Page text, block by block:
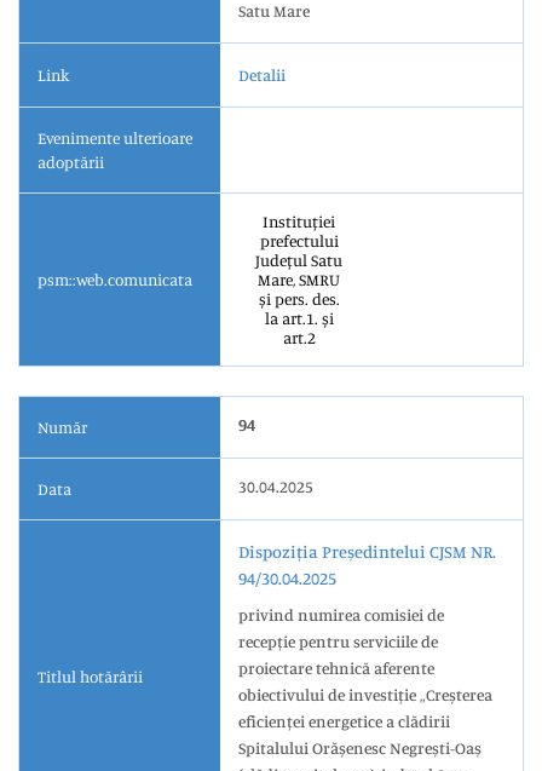
Satu Mare
Link Detalii
Evenimente ulterioare
adoptării
psm::web.comunicata
Instituției
prefectului
Județul Satu
Mare, SMRU
și pers. des.
la art.1. și
art.2
Număr 94
Data 30.04.2025
Titlul hotărârii
Dispoziția Președintelui CJSM NR.
94/30.04.2025
privind numirea comisiei de
recepție pentru serviciile de
proiectare tehnică aferente
obiectivului de investiție „Creșterea
eficienței energetice a clădirii
Spitalului Orășenesc Negrești-Oaș